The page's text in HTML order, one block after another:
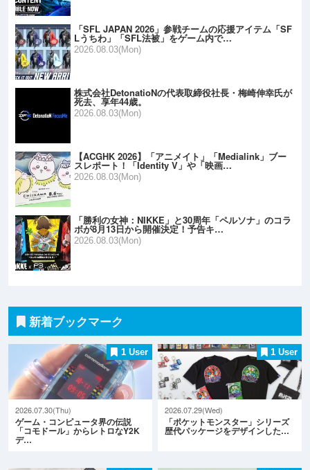
「SFL JAPAN 2026」参戦チームの応援アイテム「SF
Lうちわ」「SFL法被」をゲーム内で…
2026.08.03(Mon)
株式会社DetonatioNの代表取締役社長・梅崎伸幸氏が
死去、享年44歳。
2026.08.03(Mon)
【ACGHK 2026】「アニメイト」「Medialink」ブー
スレポート！「Identity V」や「映画…
2026.08.03(Mon)
「勝利の女神：NIKKE」と30周年「ペルソナ」のコラ
ボが8月13日から開催決定！予告キ…
2026.08.03(Mon)
新着ブックマーク
1 User
2026.07.30(Thu)
ゲーム・コンピュータ界の伝説
「コモドール」からレトロなY2K
デ…
1 User
2026.07.29(Wed)
「ポケットモンスター」シリーズ
歴代パッケージをデザインした…